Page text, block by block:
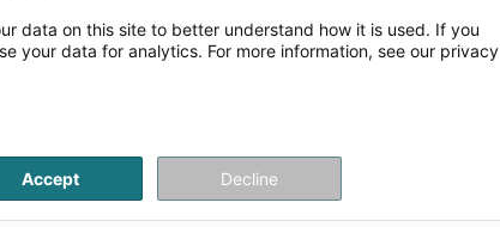
data on this site to better understand how it is used. If you
your data for analytics. For more information, see our privacy
Accept Decline